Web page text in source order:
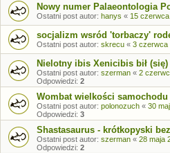
Nowy numer Palaeontologia
Ostatni post autor: hanys « 15
socjalizm wsród 'torbaczy'
Ostatni post autor: skrecu « 3 czerwca
Nielotny ibis Xenicibis bił (się)
Ostatni post autor: szerman « 2
Odpowiedzi: 2
Wombat wielkości samochodu
Ostatni post autor: polonozuch « 30
Odpowiedzi: 3
Shastasaurus - krótkopyski
Ostatni post autor: szerman « 28 maja
Odpowiedzi: 2